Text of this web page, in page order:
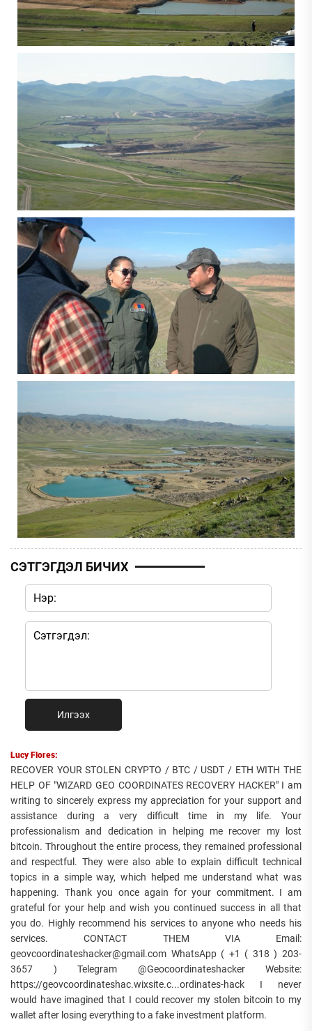
СЭТГЭГДЭЛ БИЧИХ
Илгээх
Lucy Flores:
RECOVER YOUR STOLEN CRYPTO / BTC / USDT / ETH WITH THE
HELP OF "WIZARD GEO COORDINATES RECOVERY HACKER" I am
writing to sincerely express my appreciation for your support and
assistance during a very difficult time in my life. Your
professionalism and dedication in helping me recover my lost
bitcoin. Throughout the entire process, they remained professional
and respectful. They were also able to explain difficult technical
topics in a simple way, which helped me understand what was
happening. Thank you once again for your commitment. I am
grateful for your help and wish you continued success in all that
you do. Highly recommend his services to anyone who needs his
services. CONTACT THEM VIA Email:
geovcoordinateshacker@gmail.com WhatsApp ( +1 ( 318 ) 203-
3657 ) Telegram @Geocoordinateshacker Website:
https://geovcoordinateshac.wixsite.c...ordinates-hack I never
would have imagined that I could recover my stolen bitcoin to my
wallet after losing everything to a fake investment platform.